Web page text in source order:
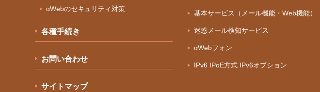
αWebのセキュリティ対策
各種手続き
お問い合わせ
サイトマップ
基本サービス（メール機能・Web機能）
迷惑メール検知サービス
αWebフォン
IPv6 IPoE方式 IPv6オプション